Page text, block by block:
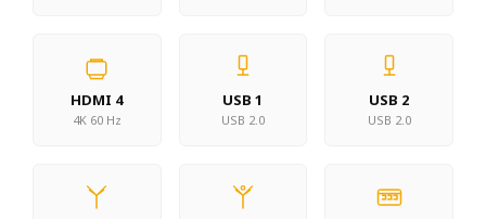
HDMI 4
4K 60 Hz
USB 1
USB 2.0
USB 2
USB 2.0